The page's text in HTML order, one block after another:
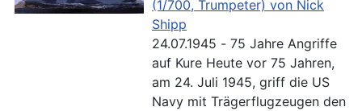
(1/700, Trumpeter) von Nick
Shipp
24.07.1945 - 75 Jahre Angriffe
auf Kure Heute vor 75 Jahren,
am 24. Juli 1945, griff die US
Navy mit Trägerflugzeugen den